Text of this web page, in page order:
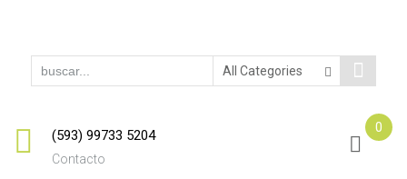
(593) 99733 5204
Contacto
0